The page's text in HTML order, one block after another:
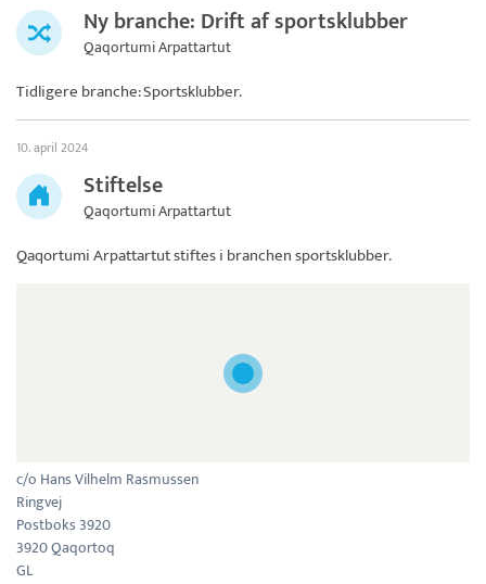
Ny branche: Drift af sportsklubber
Qaqortumi Arpattartut
Tidligere branche: Sportsklubber.
10. april 2024
Stiftelse
Qaqortumi Arpattartut
Qaqortumi Arpattartutstiftes i branchen sportsklubber.
c/o Hans Vilhelm Rasmussen
Ringvej
Postboks 3920
3920 Qaqortoq
GL